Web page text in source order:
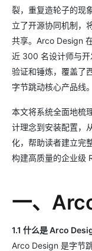
裂，重复造轮子的现
立了开源协同机制，
共享。Arco Design
近 300 名设计师与开
验证和锤炼，覆盖了
字节跳动核心产品线。
本文将系统全面地梳
计理念到安装配置，
化，帮助读者建立完
构建高质量的企业级
一、
1.1 什么是 Arco
Arco Design 是字节